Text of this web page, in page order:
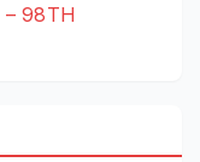
– 98TH